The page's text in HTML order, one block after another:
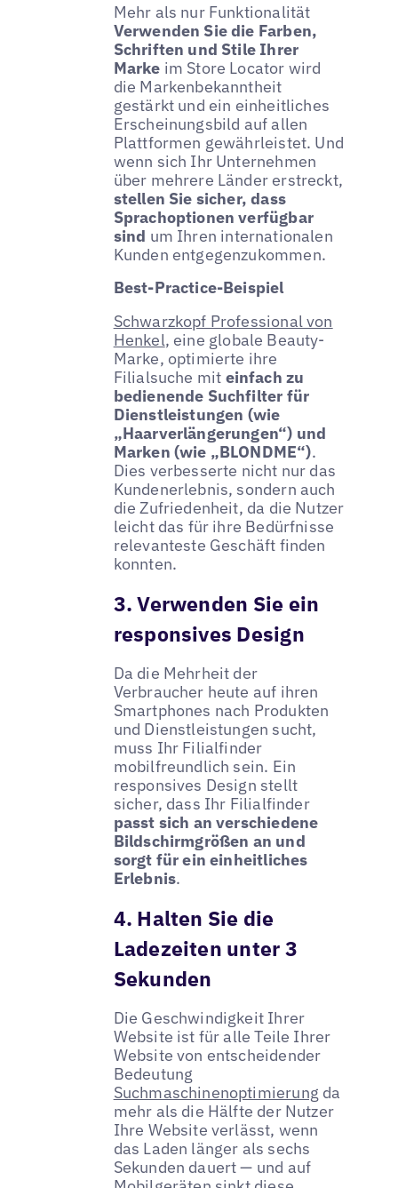
Mehr als nur Funktionalität
Verwenden Sie die Farben,
Schriften und Stile Ihrer
Marke im Store Locator wird
die Markenbekanntheit
gestärkt und ein einheitliches
Erscheinungsbild auf allen
Plattformen gewährleistet. Und
wenn sich Ihr Unternehmen
über mehrere Länder erstreckt,
stellen Sie sicher, dass
Sprachoptionen verfügbar
sind um Ihren internationalen
Kunden entgegenzukommen.
Best-Practice-Beispiel
Schwarzkopf Professional von
Henkel, eine globale Beauty-
Marke, optimierte ihre
Filialsuche mit einfach zu
bedienende Suchfilter für
Dienstleistungen (wie
„Haarverlängerungen“) und
Marken (wie „BLONDME“).
Dies verbesserte nicht nur das
Kundenerlebnis, sondern auch
die Zufriedenheit, da die Nutzer
leicht das für ihre Bedürfnisse
relevanteste Geschäft finden
konnten.
3. Verwenden Sie ein
responsives Design
Da die Mehrheit der
Verbraucher heute auf ihren
Smartphones nach Produkten
und Dienstleistungen sucht,
muss Ihr Filialfinder
mobilfreundlich sein. Ein
responsives Design stellt
sicher, dass Ihr Filialfinder
passt sich an verschiedene
Bildschirmgrößen an und
sorgt für ein einheitliches
Erlebnis.
4. Halten Sie die
Ladezeiten unter 3
Sekunden
Die Geschwindigkeit Ihrer
Website ist für alle Teile Ihrer
Website von entscheidender
Bedeutung
Suchmaschinenoptimierung da
mehr als die Hälfte der Nutzer
Ihre Website verlässt, wenn
das Laden länger als sechs
Sekunden dauert — und auf